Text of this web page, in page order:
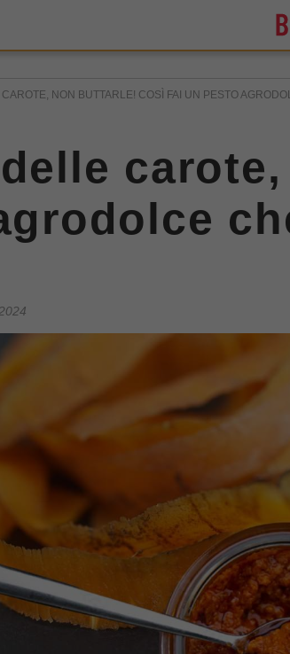
NON BUTTARLE! COSÌ FAI UN PESTO